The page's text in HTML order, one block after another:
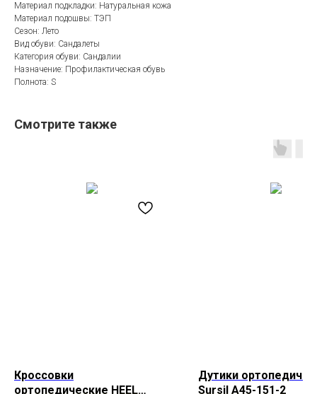
Материал подкладки: Натуральная кожа
Материал подошвы: ТЭП
Сезон: Лето
Вид обуви: Сандалеты
Категория обуви: Сандалии
Назначение: Профилактическая обувь
Полнота: S
Смотрите также
Кроссовки
ортопедические HEEL
Дутики
Sursil A45-151-2